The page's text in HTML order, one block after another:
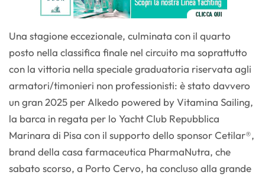
Una stagione eccezionale, culminata con il quarto
posto nella classifica finale nel circuito ma soprattutto
con la vittoria nella speciale graduatoria riservata agli
armatori/timonieri non professionisti: è stato davvero
un gran 2025 per Alkedo powered by Vitamina Sailing,
la barca in regata per lo Yacht Club Repubblica
Marinara di Pisa con il supporto dello sponsor Cetilar®,
brand della casa farmaceutica PharmaNutra, che
sabato scorso, a Porto Cervo, ha concluso alla grande